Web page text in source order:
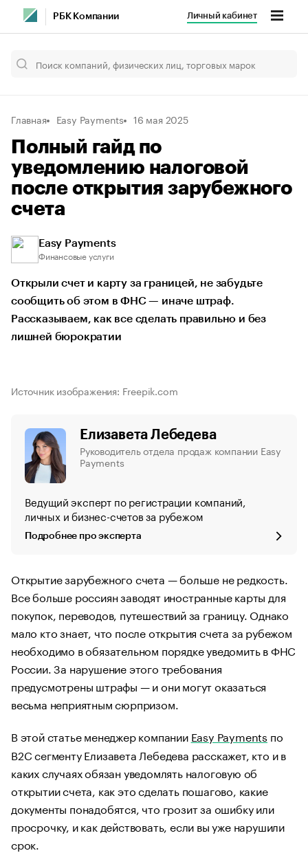
РБК Компании Личный кабинет
Главная Easy Payments 16 мая 2025
Полный гайд по
уведомлению налоговой
после открытия зарубежного
счета
Easy Payments
Финансовые услуги
Открыли счет и карту за границей, не забудьте
сообщить об этом в ФНС — иначе штраф.
Рассказываем, как все сделать правильно и без
лишней бюрократии
Источник изображения: Freepik.com
Елизавета Лебедева
Руководитель отдела продаж компании Easy
Payments
Ведущий эксперт по регистрации компаний,
личных и бизнес-счетов за рубежом
Подробнее про эксперта
Открытие зарубежного счета — больше не редкость.
Все больше россиян заводят иностранные карты для
покупок, переводов, путешествий за границу. Однако
мало кто знает, что после открытия счета за рубежом
необходимо в обязательном порядке уведомить в ФНС
России. За нарушение этого требования
предусмотрены штрафы — и они могут оказаться
весьма неприятным сюрпризом.
В этой статье менеджер компании Easy Payments по
B2C сегменту Елизавета Лебедева расскажет, кто и в
каких случаях обязан уведомлять налоговую об
открытии счета, как это сделать пошагово, какие
документы понадобятся, что грозит за ошибку или
просрочку, и как действовать, если вы уже нарушили
срок.